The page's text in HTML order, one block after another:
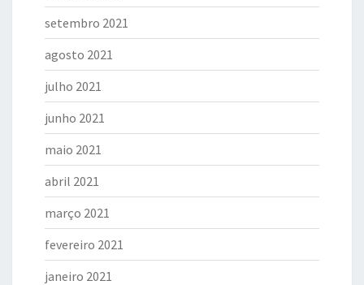
setembro 2021
agosto 2021
julho 2021
junho 2021
maio 2021
abril 2021
março 2021
fevereiro 2021
janeiro 2021